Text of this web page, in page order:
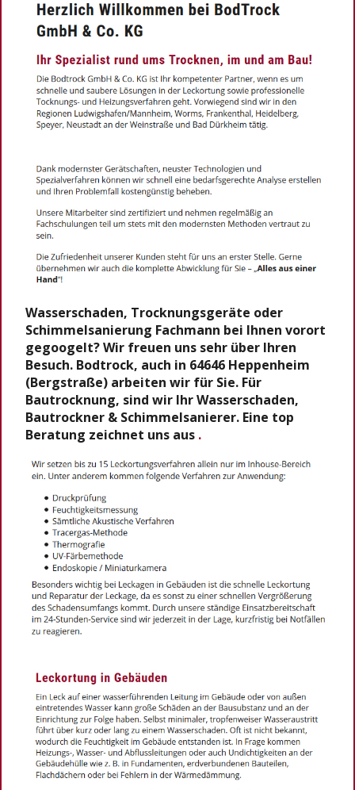
Wasserschaden, Trocknungsgeräte oder
Schimmelsanierung Fachmann bei Ihnen vorort
gegoogelt? Wir freuen uns sehr über Ihren
Besuch. Bodtrock, auch in 64646 Heppenheim
(Bergstraße) arbeiten wir für Sie. Für
Bautrocknung, sind wir Ihr Wasserschaden,
Bautrockner & Schimmelsanierer. Eine top
Beratung zeichnet uns aus .